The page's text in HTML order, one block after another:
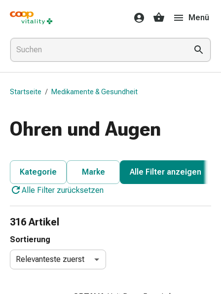
Medikamente
&
Gesundheit
Grippe
&
Erkältung
Grippe-
Medikamente
Bronchitis
Inhalationsgeräte
Schnupfen
Wund-
Menü
Startseite / Medikamente & Gesundheit
Ohren und Augen
Kategorie Marke
Alle Filter anzeigen
Alle Filter zurücksetzen
316 Artikel
Sortierung
Relevanteste zuerst